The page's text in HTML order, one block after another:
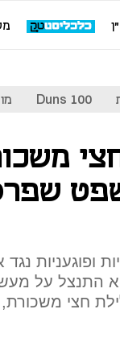
Duns 100
ופוגעניות נגד
התנצל על
חצי משכורת,